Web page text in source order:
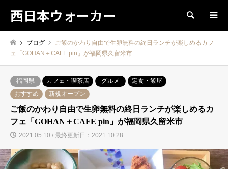
西日本ウォーカー 検索
ブログ
ご飯のかわり自由で生卵無料の終日ランチが楽しめるカフ
ェ「GOHAN＋CAFE pin」が福岡県久留米市
福岡県 カフェ・喫茶店 グルメ
定食・飯屋
おすすめ
新規オープン
ご飯のかわり自由で生卵無料の終日ランチが楽しめるカ
フェ「GOHAN＋CAFE pin」が福岡県久留米市
2021.05.10 / 最終更新日：2021.10.28